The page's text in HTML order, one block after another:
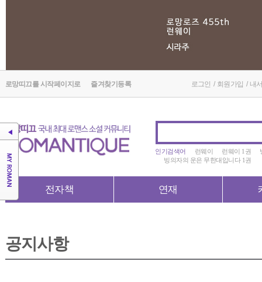
로망띠끄를 시작페이지로 즐겨찾기등록 로그인 / 회원가입 / 내
인기검색어 런웨이 런웨이 1권
빙의자의 운은 무한대입니다 1권
전자책 연재
공지사항